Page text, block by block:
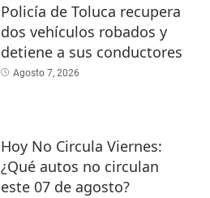
Policía de Toluca recupera
dos vehículos robados y
detiene a sus conductores
Agosto 7, 2026
Hoy No Circula Viernes:
¿Qué autos no circulan
este 07 de agosto?